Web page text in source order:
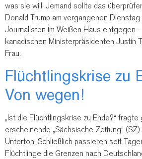
was sie will. Jemand sollte das
Donald Trump am vergangenen
Journalisten im Weißen Haus entgegen
kanadischen Ministerpräsidenten Justin
Frau.
Flüchtlingskrise zu
Von wegen!
„Ist die Flüchtlingskrise zu Ende?“
erscheinende „Sächsische Zeitung“
Unterton. Schließlich passieren seit
Flüchtlinge die Grenzen nach